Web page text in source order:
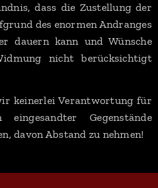
dass die Zustellung der
des enormen Andranges
dauern kann und Wünsche
nicht berücksichtigt
keinerlei Verantwortung für
eingesandter Gegenstände
davon Abstand zu nehmen!